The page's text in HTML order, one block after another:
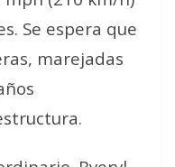
Se espera que
marejadas